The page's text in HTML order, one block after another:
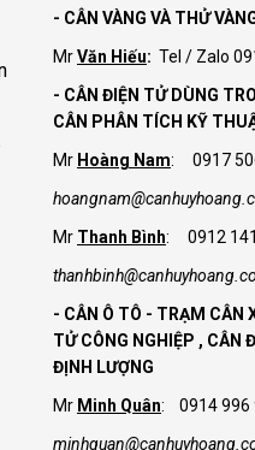
- CÂN VÀNG VÀ THỬ
MrVăn Hiếu: Tel / Zalo
- CÂN ĐIỆN TỬ DÙNG
CÂN PHÂN TÍCH KỸ
Mr Hoàng Nam: 0917
Mr Thanh Bình: 0912
- CÂN Ô TÔ - TRẠM CÂN
TỬ CÔNG NGHIỆP , CÂN
ĐỊNH LƯỢNG
Mr Minh Quân: 0914 996